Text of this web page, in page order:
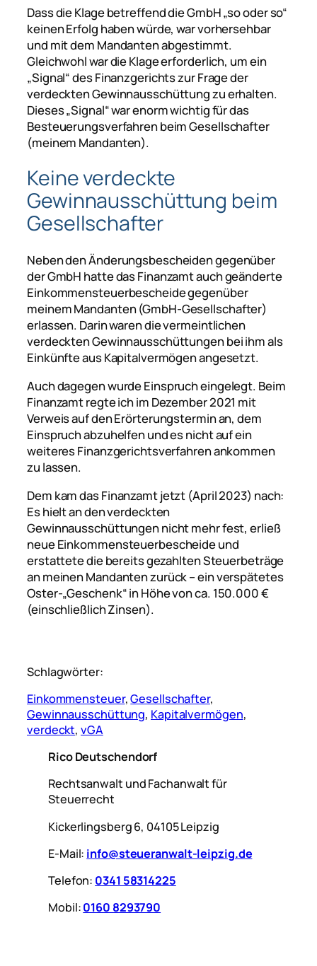
Dass die Klage betreffend die GmbH „so oder so“
keinen Erfolg haben würde, war vorhersehbar
und mit dem Mandanten abgestimmt.
Gleichwohl war die Klage erforderlich, um ein
„Signal“ des Finanzgerichts zur Frage der
verdeckten Gewinnausschüttung zu erhalten.
Dieses „Signal“ war enorm wichtig für das
Besteuerungsverfahren beim Gesellschafter
(meinem Mandanten).
Keine verdeckte
Gewinnausschüttung beim
Gesellschafter
Neben den Änderungsbescheiden gegenüber
der GmbH hatte das Finanzamt auch geänderte
Einkommensteuerbescheide gegenüber
meinem Mandanten (GmbH-Gesellschafter)
erlassen. Darin waren die vermeintlichen
verdeckten Gewinnausschüttungen bei ihm als
Einkünfte aus Kapitalvermögen angesetzt.
Auch dagegen wurde Einspruch eingelegt. Beim
Finanzamt regte ich im Dezember 2021 mit
Verweis auf den Erörterungstermin an, dem
Einspruch abzuhelfen und es nicht auf ein
weiteres Finanzgerichtsverfahren ankommen
zu lassen.
Dem kam das Finanzamt jetzt (April 2023) nach:
Es hielt an den verdeckten
Gewinnausschüttungen nicht mehr fest, erließ
neue Einkommensteuerbescheide und
erstattete die bereits gezahlten Steuerbeträge
an meinen Mandanten zurück – ein verspätetes
Oster-„Geschenk“ in Höhe von ca. 150.000 €
(einschließlich Zinsen).
Schlagwörter:
Einkommensteuer, Gesellschafter
Gewinnausschüttung, Kapitalvermögen
verdeckt, vGA
Rico Deutschendorf
Rechtsanwalt und Fachanwalt für
Steuerrecht
Kickerlingsberg 6, 04105 Leipzig
E-Mail: info@steueranwalt-leipzig.de
Telefon: 0341 58314225
Mobil:0160 8293790